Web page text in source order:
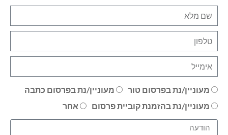
מעוניין/נת בפרסום טור
מעוניין/נת בפרסום כתבה
מעוניין/נת בהזמנת קוביית פרסום
אחר